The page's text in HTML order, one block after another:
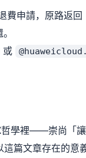
申請，原路返回
或
學裡——崇尚「
篇文章存在的意